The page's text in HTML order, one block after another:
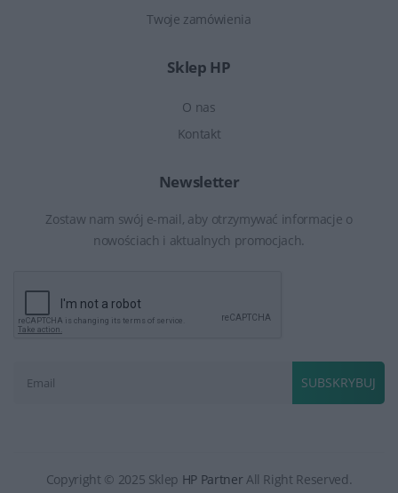
Twoje zamówienia
Sklep HP
O nas
Kontakt
Newsletter
Zostaw nam swój e-mail, aby otrzymywać informacje o
nowościach i aktualnych promocjach.
SUBSKRYBUJ
Copyright © 2025 Sklep HP Partner All Right Reserved.